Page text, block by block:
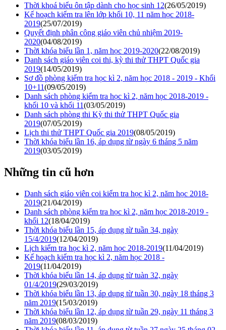
Thời khoá biểu ôn tập dành cho học sinh 12(26/05/2019)
Kế hoạch kiểm tra lên lớp khối 10, 11 năm học 2018-
2019(25/07/2019)
Quyết định phân công giáo viên chủ nhiệm 2019-
2020(04/08/2019)
Thời khóa biểu lần 1, năm học 2019-2020(22/08/2019)
Danh sách giáo viên coi thi, kỳ thi thử THPT Quốc gia
2019(14/05/2019)
Sơ đồ phòng kiểm tra học kì 2, năm học 2018 - 2019 - Khối
10+11(09/05/2019)
Danh sách phòng kiểm tra học kì 2, năm học 2018-2019 -
khối 10 và khối 11(03/05/2019)
Danh sách phòng thi Kỳ thi thử THPT Quốc gia
2019(07/05/2019)
Lịch thi thử THPT Quốc gia 2019(08/05/2019)
Thời khóa biểu lần 16, áp dụng từ ngày 6 tháng 5 năm
2019(03/05/2019)
Những tin cũ hơn
Danh sách giáo viên coi kiểm tra học kì 2, năm học 2018-
2019(21/04/2019)
Danh sách phòng kiểm tra học kì 2, năm học 2018-2019 -
khối 12(18/04/2019)
Thời khóa biểu lần 15, áp dụng từ tuần 34, ngày
15/4/2019(12/04/2019)
Lịch kiểm tra học kì 2, năm học 2018-2019(11/04/2019)
Kế hoạch kiểm tra học kì 2, năm học 2018 -
2019(11/04/2019)
Thời khóa biểu lần 14, áp dụng từ tuàn 32, ngày
01/4/2019(29/03/2019)
Thời khóa biểu lần 13, áp dụng từ tuần 30, ngày 18 tháng 3
năm 2019(15/03/2019)
Thời khóa biểu lần 12, áp dụng từ tuần 29, ngày 11 tháng 3
năm 2019(08/03/2019)